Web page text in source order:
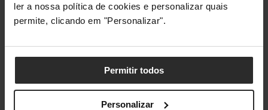
ler a nossa política de cookies e personalizar quais
permite, clicando em "Personalizar".
Permitir todos
Personalizar